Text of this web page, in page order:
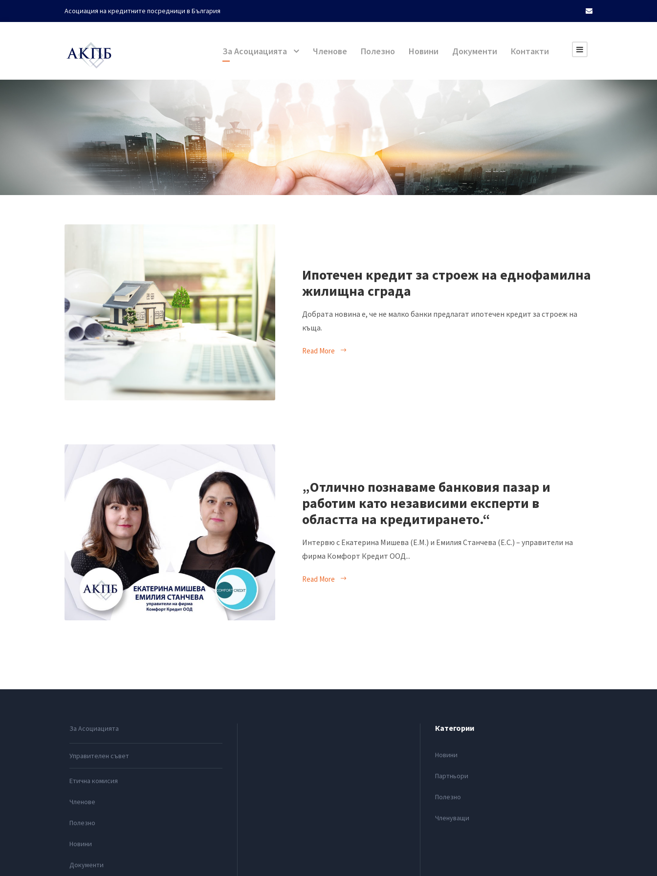
Асоциация на кредитните посредници в България
За Асоциацията Членове Полезно Новини Документи Контакти
Ипотечен кредит за строеж на еднофамилна
жилищна сграда
Добрата новина е, че не малко банки предлагат ипотечен кредит за строеж на
къща.
Read More
„Отлично познаваме банковия пазар и
работим като независими експерти в
областта на кредитирането.“
Интервю с Екатерина Мишева (Е.М.) и Емилия Станчева (Е.С.) – управители на
фирма Комфорт Кредит ООД...
Read More
За Асоциацията
Управителен съвет
Етична комисия
Членове
Полезно
Новини
Документи
Категории
Новини
Партньори
Полезно
Членуващи